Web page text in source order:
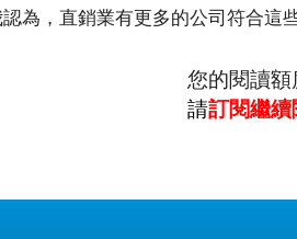
為，直銷業有更多的公司符合這
您的閱讀額
請訂閱繼續